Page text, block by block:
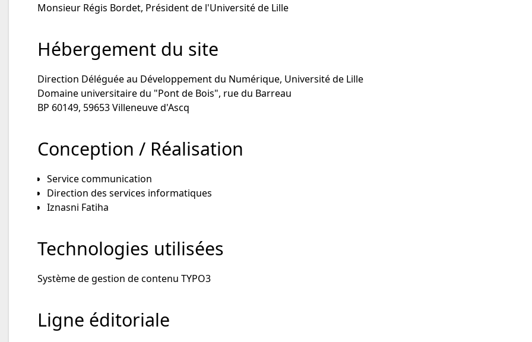
Monsieur Régis Bordet, Président de l'Université de Lille
Hébergement du site
Direction Déléguée au Développement du Numérique, Université de Lille
Domaine universitaire du "Pont de Bois", rue du Barreau
BP 60149, 59653 Villeneuve d'Ascq
Conception / Réalisation
Service communication
Direction des services informatiques
Iznasni Fatiha
Technologies utilisées
Système de gestion de contenu TYPO3
Ligne éditoriale